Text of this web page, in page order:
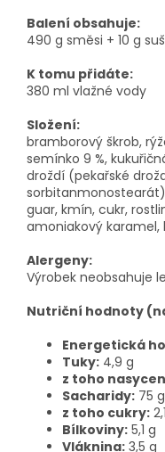
Balení obsahuje:
490 g směsi + 10 g
K tomu přidáte:
380 ml vlažné vody
Složení:
bramborový škrob,
semínko 9 %,
droždí (pekařské
guar, kmín, cukr,
amoniakový karamel,
Alergeny:
Výrobek neobsahuje
Nutriční hodnoty
Energetická
Tuky: 4,9 g
z toho
Sacharidy: 75 g
z toho cukry:
Bílkoviny: 5,1 g
Vláknina: 3,5 g